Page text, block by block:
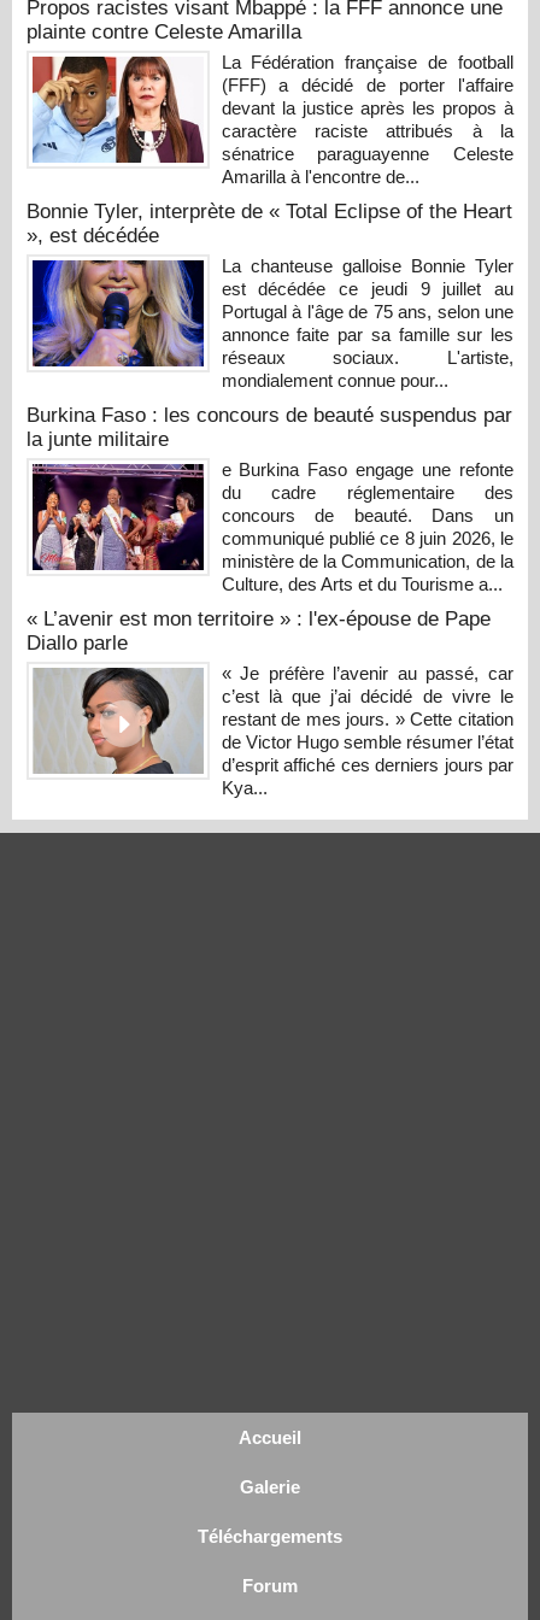
Propos racistes visant Mbappé : la FFF annonce une
plainte contre Celeste Amarilla
La Fédération française de football
(FFF) a décidé de porter l'affaire
devant la justice après les propos à
caractère raciste attribués à la
sénatrice paraguayenne Celeste
Amarilla à l'encontre de...
Bonnie Tyler, interprète de « Total Eclipse of the Heart
», est décédée
La chanteuse galloise Bonnie Tyler
est décédée ce jeudi 9 juillet au
Portugal à l'âge de 75 ans, selon une
annonce faite par sa famille sur les
réseaux sociaux. L'artiste,
mondialement connue pour...
Burkina Faso : les concours de beauté suspendus par
la junte militaire
e Burkina Faso engage une refonte
du cadre réglementaire des
concours de beauté. Dans un
communiqué publié ce 8 juin 2026, le
ministère de la Communication, de la
Culture, des Arts et du Tourisme a...
« L’avenir est mon territoire » : l'ex-épouse de Pape
Diallo parle
« Je préfère l’avenir au passé, car
c’est là que j’ai décidé de vivre le
restant de mes jours. » Cette citation
de Victor Hugo semble résumer l’état
d’esprit affiché ces derniers jours par
Kya...
Accueil
Galerie
Téléchargements
Forum